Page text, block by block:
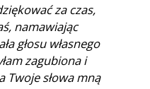
za czas,
namawiając
głosu własnego
zagubiona i
Twoje słowa mną